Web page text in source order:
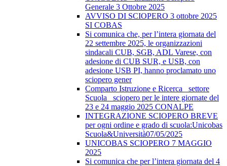
Generale 3 Ottobre 2025
AVVISO DI SCIOPERO 3 ottobre 2025
SI COBAS
Si comunica che, per l’intera giornata del
22 settembre 2025, le organizzazioni
sindacali CUB, SGB, ADL Varese, con
adesione di CUB SUR, e USB, con
adesione USB PI, hanno proclamato uno
sciopero gener
Comparto Istruzione e Ricerca_ settore
Scuola_ sciopero per le intere giornate del
23 e 24 maggio 2025 CONALPE
INTEGRAZIONE SCIOPERO BREVE
per ogni ordine e grado di scuola:Unicobas
Scuola&Università07/05/2025
UNICOBAS SCIOPERO 7 MAGGIO
2025
Si comunica che per l’intera giornata del 4